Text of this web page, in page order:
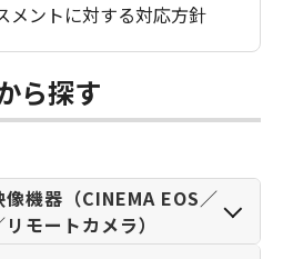
メントに対する対応方針
ら探す
像機器（CINEMA EOS／
モートカメラ）